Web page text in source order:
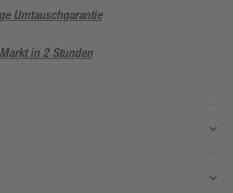
Umtauschgarantie
in 2 Stunden